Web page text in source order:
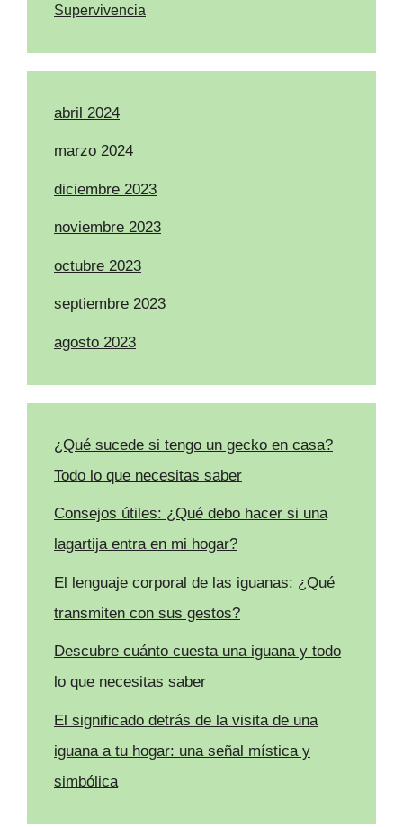
Supervivencia
abril 2024
marzo 2024
diciembre 2023
noviembre 2023
octubre 2023
septiembre 2023
agosto 2023
¿Qué sucede si tengo un gecko en casa?
Todo lo que necesitas saber
Consejos útiles: ¿Qué debo hacer si una
lagartija entra en mi hogar?
El lenguaje corporal de las iguanas: ¿Qué
transmiten con sus gestos?
Descubre cuánto cuesta una iguana y todo
lo que necesitas saber
El significado detrás de la visita de una
iguana a tu hogar: una señal mística y
simbólica